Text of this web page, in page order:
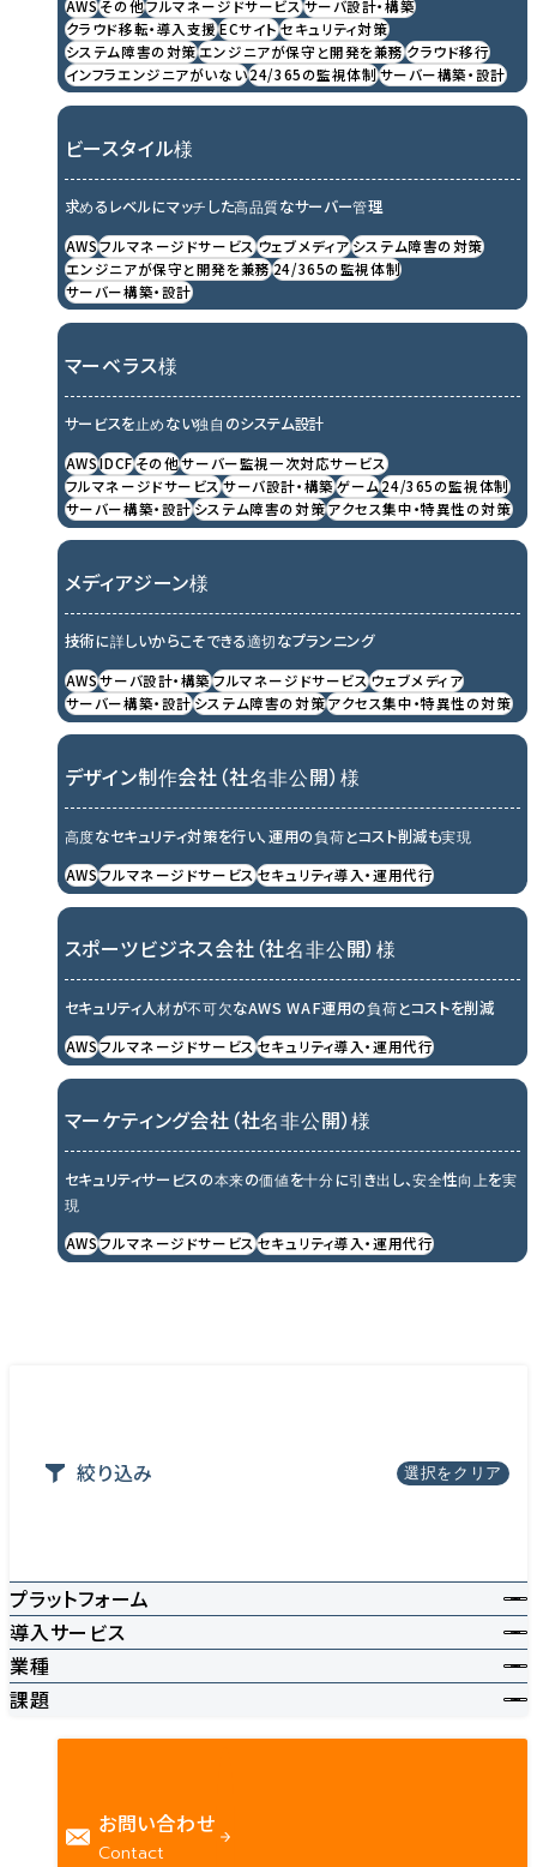
AWSその他フルマネージドサービスサーバ設計・構築
クラウド移転・導入支援ECサイトセキュリティ対策
システム障害の対策エンジニアが保守と開発を兼務クラウド移行
インフラエンジニアがいない24/365の監視体制サーバー構築・設計
ビースタイル様
求めるレベルにマッチした高品質なサーバー管理
AWSフルマネージドサービスウェブメディアシステム障害の対策
エンジニアが保守と開発を兼務24/365の監視体制
サーバー構築・設計
マーベラス様
サービスを止めない独自のシステム設計
AWSIDCFその他サーバー監視一次対応サービス
フルマネージドサービスサーバ設計・構築ゲーム24/365の監視体制
サーバー構築・設計システム障害の対策アクセス集中・特異性の対策
メディアジーン様
技術に詳しいからこそできる適切なプランニング
AWSサーバ設計・構築フルマネージドサービスウェブメディア
サーバー構築・設計システム障害の対策アクセス集中・特異性の対策
デザイン制作会社（社名非公開）様
高度なセキュリティ対策を行い、運用の負荷とコスト削減も実現
AWSフルマネージドサービスセキュリティ導入・運用代行
スポーツビジネス会社（社名非公開）様
セキュリティ人材が不可欠なAWS WAF運用の負荷とコストを削減
AWSフルマネージドサービスセキュリティ導入・運用代行
マーケティング会社（社名非公開）様
セキュリティサービスの本来の価値を十分に引き出し、安全性向上を実
現
AWSフルマネージドサービスセキュリティ導入・運用代行
絞り込み 選択をクリア
プラットフォーム
導入サービス
業種
課題
お問い合わせ
Contact